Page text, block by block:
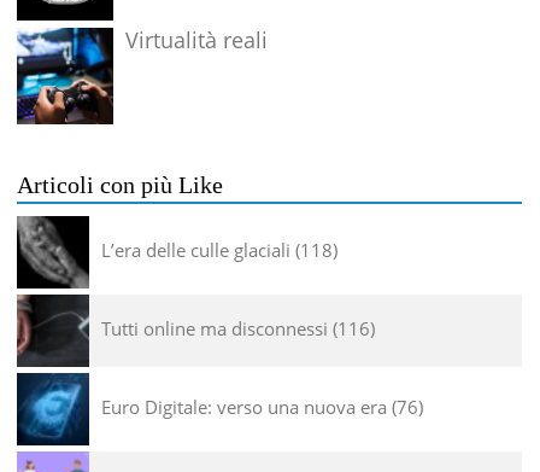
Virtualità reali
Articoli con più Like
L’era delle culle glaciali 118
Tutti online ma disconnessi 116
Euro Digitale: verso una nuova era 76